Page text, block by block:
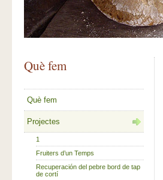
Què fem
Què fem
Projectes
1
Fruiters d’un Temps
Recuperación del pebre bord de tap
de cortí